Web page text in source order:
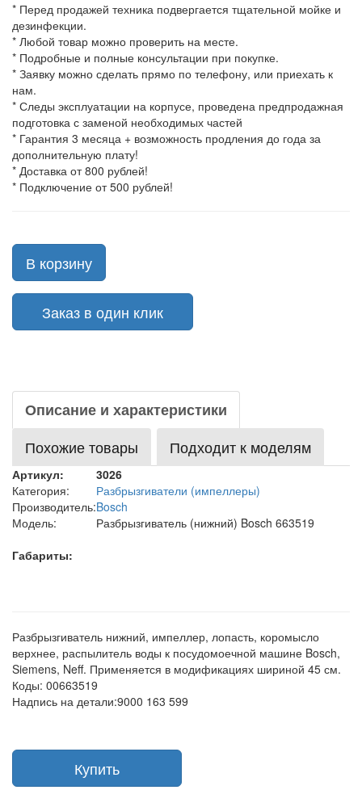
* Перед продажей техника подвергается тщательной мойке и
дезинфекции.
* Любой товар можно проверить на месте.
* Подробные и полные консультации при покупке.
* Заявку можно сделать прямо по телефону, или приехать к
нам.
* Следы эксплуатации на корпусе, проведена предпродажная
подготовка с заменой необходимых частей
* Гарантия 3 месяца + возможность продления до года за
дополнительную плату!
* Доставка от 800 рублей!
* Подключение от 500 рублей!
В корзину
Заказ в один клик
Описание и характеристики
Похожие товары
Подходит к моделям
Артикул:
3026
Категория:
Разбрызгиватели (импеллеры)
Производитель:Bosch
Модель:
Разбрызгиватель (нижний) Bosch 663519
Габариты:
Разбрызгиватель нижний, импеллер, лопасть, коромысло
верхнее, распылитель воды к посудомоечной машине Bosch,
Siemens, Neff. Применяется в модификациях шириной 45 см.
Коды: 00663519
Надпись на детали:9000 163 599